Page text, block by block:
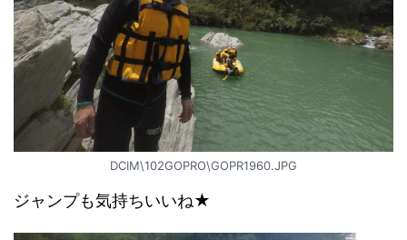
DCIM\102GOPRO\GOPR1960.JPG
ジャンプも気持ちいいね★